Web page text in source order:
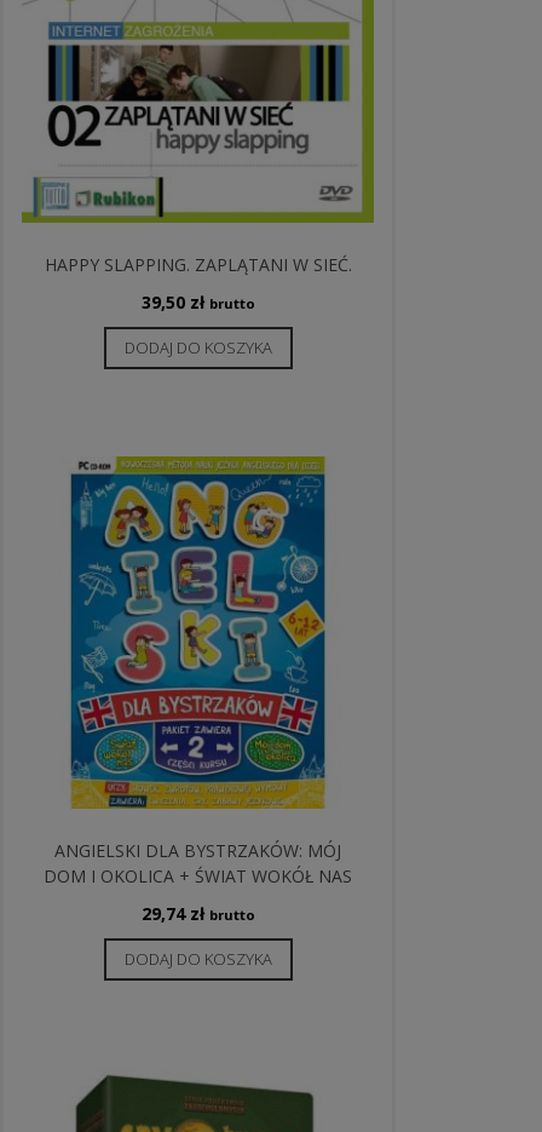
HAPPY SLAPPING. ZAPLĄTANI W SIEĆ.
39,50 zł brutto
DODAJ DO KOSZYKA
ANGIELSKI DLA BYSTRZAKÓW: MÓJ
DOM I OKOLICA + ŚWIAT WOKÓŁ NAS
29,74 zł brutto
DODAJ DO KOSZYKA